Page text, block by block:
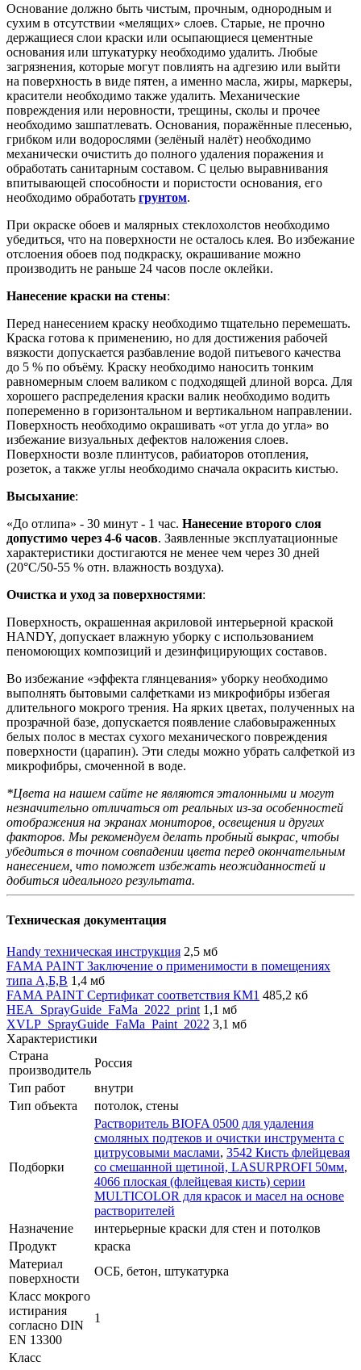
Основание должно быть чистым, прочным, однородным и
сухим в отсутствии «мелящих» слоев. Старые, не прочно
держащиеся слои краски или осыпающиеся цементные
основания или штукатурку необходимо удалить. Любые
загрязнения, которые могут повлиять на адгезию или выйти
на поверхность в виде пятен, а именно масла, жиры, маркеры,
красители необходимо также удалить. Механические
повреждения или неровности, трещины, сколы и прочее
необходимо зашпатлевать. Основания, поражённые плесенью,
грибком или водорослями (зелёный налёт) необходимо
механически очистить до полного удаления поражения и
обработать санитарным составом. С целью выравнивания
впитывающей способности и пористости основания, его
необходимо обработать грунтом.
При окраске обоев и малярных стеклохолстов необходимо
убедиться, что на поверхности не осталось клея. Во избежание
отслоения обоев под подкраску, окрашивание можно
производить не раньше 24 часов после оклейки.
Нанесение краски на стены:
Перед нанесением краску необходимо тщательно перемешать.
Краска готова к применению, но для достижения рабочей
вязкости допускается разбавление водой питьевого качества
до 5 % по объёму. Краску необходимо наносить тонким
равномерным слоем валиком с подходящей длиной ворса. Для
хорошего распределения краски валик необходимо водить
попеременно в горизонтальном и вертикальном направлении.
Поверхность необходимо окрашивать «от угла до угла» во
избежание визуальных дефектов наложения слоев.
Поверхности возле плинтусов, рабиаторов отопления,
розеток, а также углы необходимо сначала окрасить кистью.
Высыхание:
«До отлипа» - 30 минут - 1 час. Нанесение второго слоя
допустимо через 4-6 часов. Заявленные эксплуатационные
характеристики достигаются не менее чем через 30 дней
(20°C/50-55 % отн. влажность воздуха).
Очистка и уход за поверхностями:
Поверхность, окрашенная акриловой интерьерной краской
HANDY, допускает влажную уборку с использованием
пеномоющих композиций и дезинфицирующих составов.
Во избежание «эффекта глянцевания» уборку необходимо
выполнять бытовыми салфетками из микрофибры избегая
длительного мокрого трения. На ярких цветах, полученных на
прозрачной базе, допускается появление слабовыраженных
белых полос в местах сухого механического повреждения
поверхности (царапин). Эти следы можно убрать салфеткой из
микрофибры, смоченной в воде.
*Цвета на нашем сайте не являются эталонными и могут
незначительно отличаться от реальных из-за особенностей
отображения на экранах мониторов, освещения и других
факторов. Мы рекомендуем делать пробный выкрас, чтобы
убедиться в точном совпадении цвета перед окончательным
нанесением, что поможет избежать неожиданностей и
добиться идеального результата.
Техническая документация
Handy техническая инструкция 2,5 мб
FAMA PAINT Заключение о применимости в помещениях
типа А,Б,В 1,4 мб
FAMA PAINT Сертификат соответствия КМ1 485,2 кб
HEA_SprayGuide_FaMa_2022_print 1,1 мб
XVLP_SprayGuide_FaMa_Paint_2022 3,1 мб
Характеристики
Страна
производитель
Россия
Тип работ
внутри
Тип объекта
потолок, стены
Подборки
Растворитель BIOFA 0500 для удаления
смоляных подтеков и очистки инструмента с
цитрусовыми маслами, 3542 Кисть флейцевая
со смешанной щетиной, LASURPROFI 50мм,
4066 плоская (флейцевая кисть) серии
MULTICOLOR для красок и масел на основе
растворителей
Назначение
интерьерные краски для стен и потолков
Продукт
краска
Материал
поверхности
ОСБ, бетон, штукатурка
Класс мокрого
истирания
согласно DIN
EN 13300
1
Класс